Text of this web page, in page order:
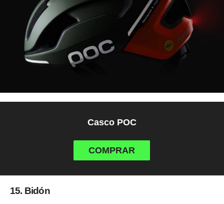
Casco POC
COMPRAR
15. Bidón